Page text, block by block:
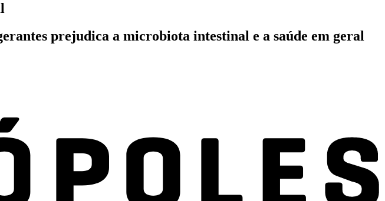
prejudica a microbiota intestinal e a saúde em geral